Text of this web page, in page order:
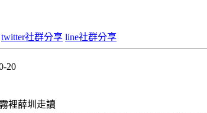
twitter社群分享 line社群分享
20
裡薛圳走讀